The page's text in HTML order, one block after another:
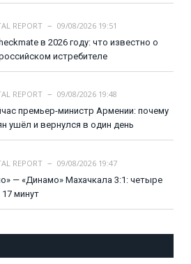
REPORT
09/08/2026 19:51
в 2026 году: что известно о
истребителе
REPORT
09/08/2026 19:48
премьер-министр Армении: почему
ушёл и вернулся в один день
REPORT
09/08/2026 19:47
— «Динамо» Махачкала 3:1: четыре
17 минут